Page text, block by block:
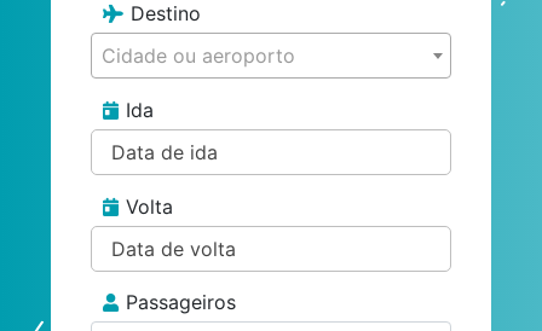
Destino
Cidade ou aeroporto
Ida
Volta
Passageiros